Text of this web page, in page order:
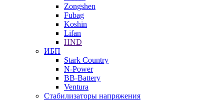
Zongshen
Fubag
Koshin
Lifan
HND
ИБП
Stark Country
N-Power
BB-Battery
Ventura
Стабилизаторы напряжения